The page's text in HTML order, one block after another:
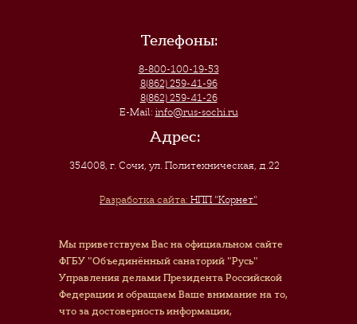
Телефоны:
8-800-100-19-53
8(862) 259-41-96
8(862) 259-41-26
E-Mail: info@rus-sochi.ru
Адрес:
354008, г. Сочи,ул. Политехническая, д.22
Разработка сайта: НПП "Корнет"
Мы приветствуем Вас на официальном сайте
ФГБУ "Объединённый санаторий "Русь"
Управления делами Президента Российской
Федерации и обращаем Ваше внимание на то,
что за достоверность информации,